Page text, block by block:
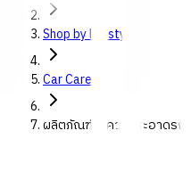
Shop by lifestyles
Car Care
ผลิตภัณฑ์ทำความสะอาดรถ